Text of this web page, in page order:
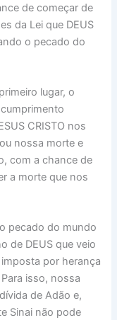
de começar de
da Lei que DEUS
o pecado do
lugar, o
CRISTO nos
nossa morte e
com a chance de
a morte que nos
pecado do mundo
de DEUS que veio
por herança
isso, nossa
de Adão e,
Sinai não pode